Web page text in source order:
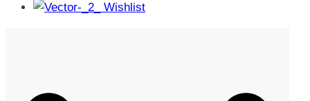
Wishlist